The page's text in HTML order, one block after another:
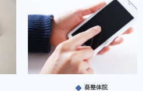
葵整体院